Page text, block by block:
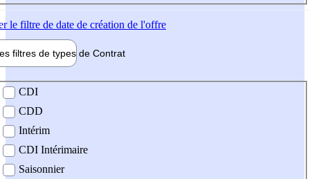
le filtre de date de création de l'offre
filtres de types de Contrat
contrat
CDI
CDD
Intérim
CDI Intérimaire
Saisonnier